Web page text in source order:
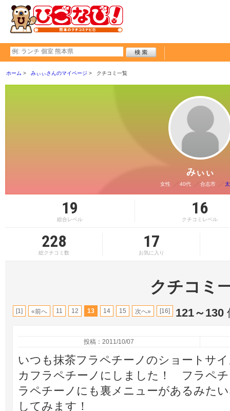
ホーム みぃぃさんのマイページ クチコミ一覧
みぃぃ
女性 40代 合志市
19
総合レベル
16
クチコミレベル
228
総クチコミ数
17
お気に入り
クチコミ
[1] «前へ 11 12 13 14 15 次へ» [16] 121～130
投稿：2011/10/07
いつも抹茶フラペチーノのショートサ
カフラペチーノにしました！ フラペ
ラペチーノにも裏メニューがあるみた
してみます！